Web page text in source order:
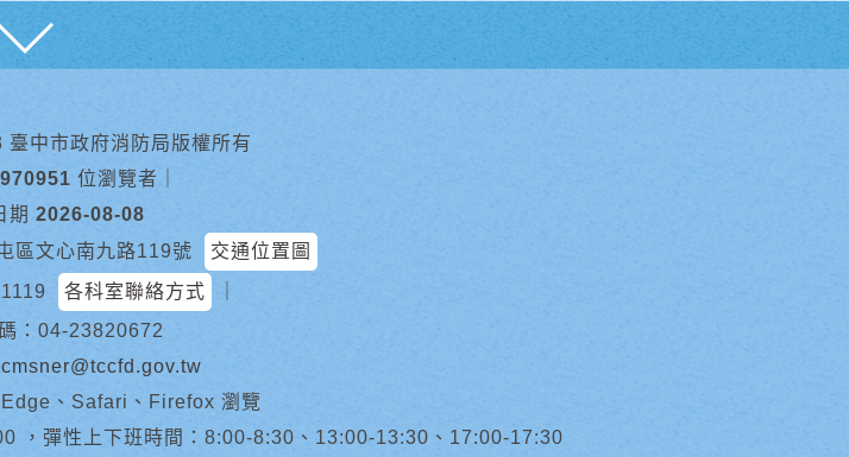
中市政府消防局版權所有
位瀏覽者
期 2026-08-08
區文心南九路119號
交通位置圖
各科室聯絡方式
：04-23820672
cmsner@tccfd.gov.tw
、Safari、Firefox 瀏覽
，彈性上下班時間：8:00-8:30、13:00-13:30、17:00-17:30